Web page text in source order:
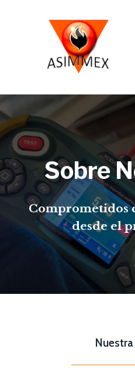
Sobre
Comprometidos
desde el